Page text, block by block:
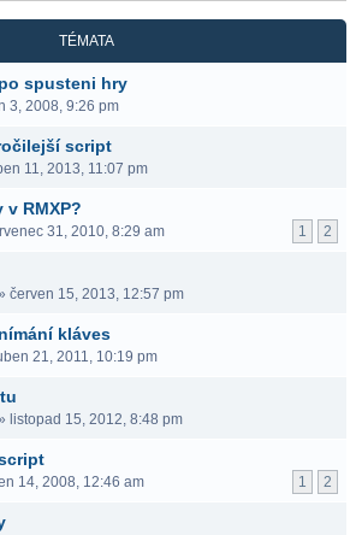
TÉMATA
spusteni hry
3, 2008, 9:26 pm
script
11, 2013, 11:07 pm
v RMXP?
1 2
31, 2010, 8:29 am
červen 15, 2013, 12:57 pm
kláves
21, 2011, 10:19 pm
listopad 15, 2012, 8:48 pm
1 2
14, 2008, 12:46 am